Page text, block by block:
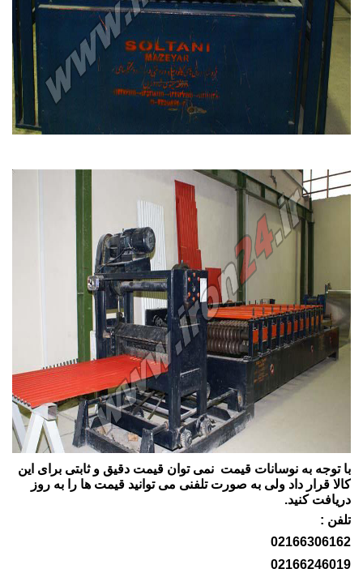
با توجه به نوسانات قیمت نمی توان قیمت دقیق و ثابتی برای این
کالا قرار داد ولی به صورت تلفنی می توانید قیمت ها را به روز
دریافت کنید.
تلفن :
02166306162
02166246019